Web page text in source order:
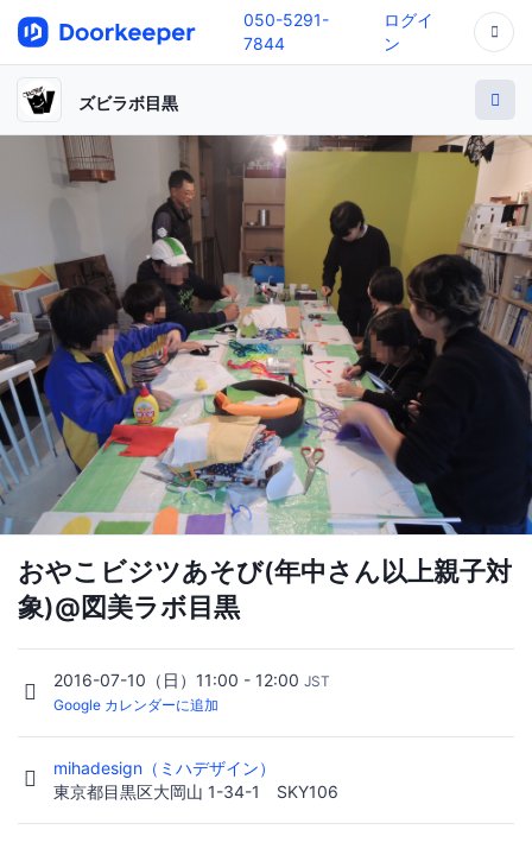
050-5291-
7844
ログイ
ン
ズビラボ目黒
おやこビジツあそび(年中さん以上親子対
象)@図美ラボ目黒
2016-07-10（日）11:00 - 12:00 JST
Google カレンダーに追加
mihadesign（ミハデザイン）
東京都目黒区大岡山 1-34-1 SKY106